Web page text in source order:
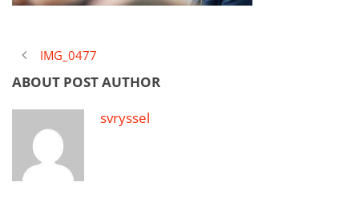
IMG_0477
ABOUT POST AUTHOR
svryssel